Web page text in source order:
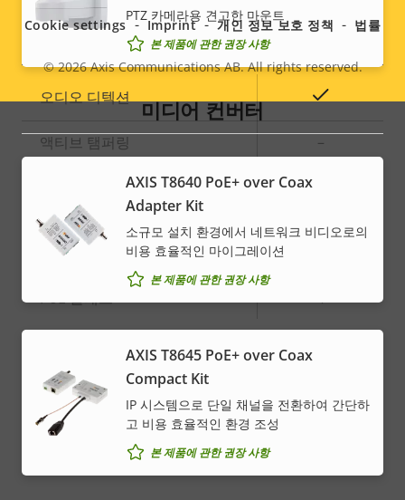
명
속
설
속
성
값
오디오 디텍션
액티브 탬퍼링 –
알람 입력/출력
네트워크
속
속
성
PoE 클래스 4
* 선택한 하드웨어 옵션에 따라 일부 기술 사양이 달라질 수 있습
니다.
PTZ 카메라용 견고한 마운트
본 제품에 관한 권장 사항
미디어 컨버터
AXIS T8640 PoE+ over Coax
Adapter Kit
소규모 설치 환경에서 네트워크 비디오로의
비용 효율적인 마이그레이션
본 제품에 관한 권장 사항
AXIS T8645 PoE+ over Coax
Compact Kit
IP 시스템으로 단일 채널을 전환하여 간단하
고 비용 효율적인 환경 조성
본 제품에 관한 권장 사항
menu
Legal
© 2026Axis Communications AB. All rights reserved.
Cookie settings Imprint 개인 정보 보호 정책 법률